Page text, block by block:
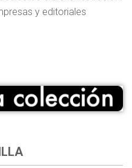
y editoriales